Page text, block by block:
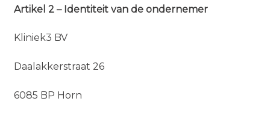
Artikel 2 – Identiteit van de ondernemer
Kliniek3 BV
Daalakkerstraat 26
6085 BP Horn